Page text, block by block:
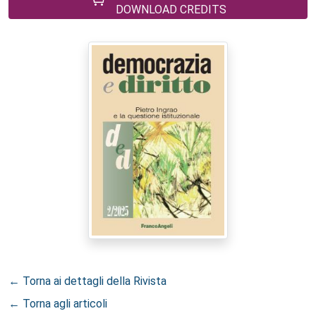
DOWNLOAD CREDITS
← Torna ai dettagli della Rivista
← Torna agli articoli